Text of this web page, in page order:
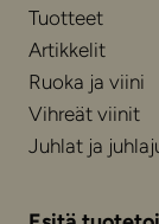
Tuotteet
Artikkelit
Ruoka ja viini
Vihreät viinit
Juhlat ja